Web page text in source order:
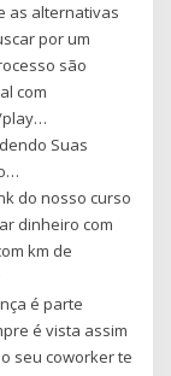
as alternativas
por um
são
com
play…
Suas
do nosso curso
dinheiro com
km de
é parte
é vista assim
seu coworker te